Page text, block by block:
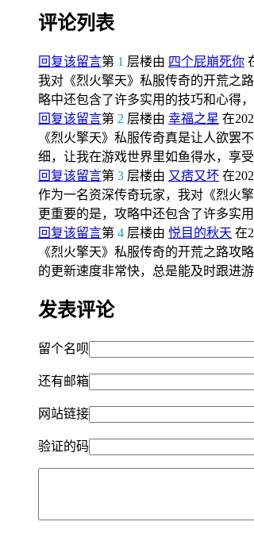
评论列表
回复该留言第 1 层楼由 四个屁崩死你
我对《烈火擎天》私服传奇的开荒之
略中还包含了许多实用的技巧和心得
回复该留言第 2 层楼由 幸福之星 在
《烈火擎天》私服传奇真是让人欲罢
细，让我在游戏世界里如鱼得水，享
回复该留言第 3 层楼由 又痞又坏 在
作为一名资深传奇玩家，我对《烈火
更重要的是，攻略中还包含了许多实
回复该留言第 4 层楼由 悦目的秋天 在
《烈火擎天》私服传奇的开荒之路攻
的更新速度非常快，总是能及时跟进
发表评论
留个名呗
还有邮箱
网站链接
验证的码